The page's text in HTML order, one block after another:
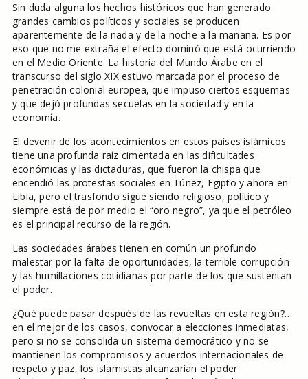
Sin duda alguna los hechos históricos que han generado
grandes cambios políticos y sociales se producen
aparentemente de la nada y de la noche a la mañana. Es por
eso que no me extraña el efecto dominó que está ocurriendo
en el Medio Oriente. La historia del Mundo Árabe en el
transcurso del siglo XIX estuvo marcada por el proceso de
penetración colonial europea, que impuso ciertos esquemas
y que dejó profundas secuelas en la sociedad y en la
economía.
El devenir de los acontecimientos en estos países islámicos
tiene una profunda raíz cimentada en las dificultades
económicas y las dictaduras, que fueron la chispa que
encendió las protestas sociales en Túnez, Egipto y ahora en
Libia, pero el trasfondo sigue siendo religioso, político y
siempre está de por medio el “oro negro”, ya que el petróleo
es el principal recurso de la región.
Las sociedades árabes tienen en común un profundo
malestar por la falta de oportunidades, la terrible corrupción
y las humillaciones cotidianas por parte de los que sustentan
el poder.
¿Qué puede pasar después de las revueltas en esta región?…
en el mejor de los casos, convocar a elecciones inmediatas,
pero si no se consolida un sistema democrático y no se
mantienen los compromisos y acuerdos internacionales de
respeto y paz, los islamistas alcanzarían el poder